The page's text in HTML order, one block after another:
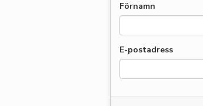
Förnamn
E-postadress